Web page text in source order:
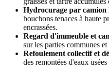
Hydrocurage par
bouchons tenaces à haute
encrassées.
Regard d'immeuble et
sur les parties communes
Refoulement collectif et
des remontées d'eaux